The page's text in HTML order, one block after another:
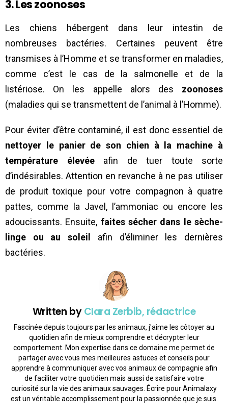
3. Les zoonoses
Les chiens hébergent dans leur intestin de
nombreuses bactéries. Certaines peuvent être
transmises à l’Homme et se transformer en maladies,
comme c’est le cas de la salmonelle et de la
listériose. On les appelle alors des zoonoses
(maladies qui se transmettent de l’animal à l’Homme).
Pour éviter d’être contaminé, il est donc essentiel de
nettoyer le panier de son chien à la machine à
température élevéeafin de tuer toute sorte
d’indésirables. Attention en revanche à ne pas utiliser
de produit toxique pour votre compagnon à quatre
pattes, comme la Javel, l’ammoniac ou encore les
adoucissants. Ensuite, faites sécher dans le sèche-
linge ou au soleil afin d’éliminer les dernières
bactéries.
Written byClara Zerbib, rédactrice
Fascinée depuis toujours par les animaux, j'aime les côtoyer au
quotidien afin de mieux comprendre et décrypter leur
comportement. Mon expertise dans ce domaine me permet de
partager avec vous mes meilleures astuces et conseils pour
apprendre à communiquer avec vos animaux de compagnie afin
de faciliter votre quotidien mais aussi de satisfaire votre
curiosité sur la vie des animaux sauvages. Écrire pour Animalaxy
est un véritable accomplissement pour la passionnée que je suis.